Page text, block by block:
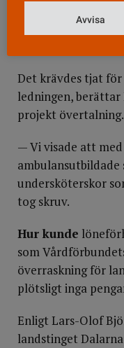
skambud via
Det krävdes tjat
ledningen, berättar
projekt övertalning.
— Vi visade att
undersköterskor
tog skruv.
Hur kunde
som
överraskning för
plötsligt inga
Enligt Lars-Olof
landstinget
Avvisa